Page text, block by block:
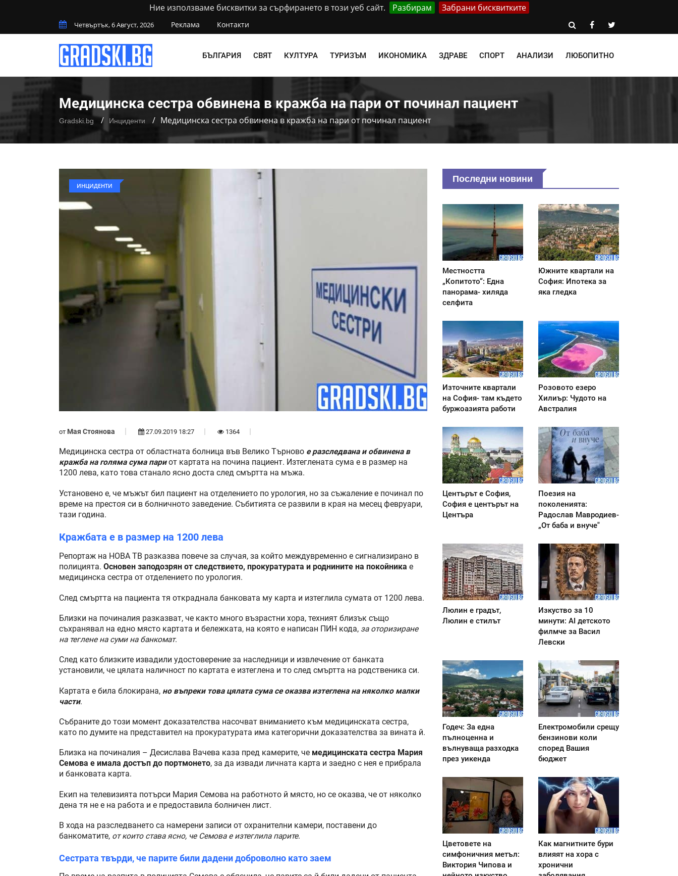
Ние използваме бисквитки за сърфирането в този уеб сайт. Разбирам Забрани бисквитките
Четвъртък, 6 Август, 2026 Реклама Контакти
БЪЛГАРИЯ СВЯТ КУЛТУРА ТУРИЗЪМ ИКОНОМИКА ЗДРАВЕ СПОРТ АНАЛИЗИ ЛЮБОПИТНО
Медицинска сестра обвинена в кражба на пари от починал пациент
Gradski.bg Инциденти Медицинска сестра обвинена в кражба на пари от починал пациент
ИНЦИДЕНТИ
от Мая Стоянова 27.09.2019 18:27 1364
Медицинска сестра от областната болница във Велико Търново е разследвана и обвинена в
кражба на голяма сума париот картата на почина пациент. Изтеглената сума е в размер на
1200 лева, като това станало ясно доста след смъртта на мъжа.
Установено е, че мъжът бил пациент на отделението по урология, но за съжаление е починал по
време на престоя си в болничното заведение. Събитията се развили в края на месец февруари,
тази година.
Кражбата е в размер на 1200 лева
Репортаж на НОВА ТВ разказва повече за случая, за който междувременно е сигнализирано в
полицията. Основен заподозрян от следствието, прокуратурата и роднините на покойника е
медицинска сестра от отделението по урология.
След смъртта на пациента тя откраднала банковата му карта и изтеглила сумата от 1200 лева.
Близки на починалия разказват, че както много възрастни хора, техният близък също
съхранявал на едно място картата и бележката, на която е написан ПИН кода, за оторизиране
на теглене на суми на банкомат.
След като близките извадили удостоверение за наследници и извлечение от банката
установили, че цялата наличност по картата е изтеглена и то след смъртта на родственика си.
Картата е била блокирана, но въпреки това цялата сума се оказва изтеглена на няколко малки
части.
Събраните до този момент доказателства насочват вниманието към медицинската сестра,
като по думите на представител на прокуратурата има категорични доказателства за вината й.
Близка на починалия – Десислава Вачева каза пред камерите, че медицинската сестра Мария
Семова е имала достъп до портмонето, за да извади личната карта и заедно с нея е прибрала
и банковата карта.
Екип на телевизията потърси Мария Семова на работното й място, но се оказва, че от няколко
дена тя не е на работа и е предоставила болничен лист.
В хода на разследването са намерени записи от охранителни камери, поставени до
банкоматите, от които става ясно, че Семова е изтеглила парите.
Сестрата твърди, че парите били дадени доброволно като заем
Последни новини
Местността
„Копитото“: Една
панорама- хиляда
селфита
Южните квартали на
София: Ипотека за
яка гледка
Източните квартали
на София- там където
буржоазията работи
Розовото езеро
Хилиър: Чудото на
Австралия
Центърът е София,
София е центърът на
Центъра
Поезия на
поколенията:
Радослав Мавродиев-
„От баба и внуче"
Люлин е градът,
Люлин е стилът
Изкуство за 10
минути: AI детското
филмче за Васил
Левски
Годеч: За една
пълноценна и
вълнуваща разходка
през уикенда
Електромобили срещу
бензинови коли
според Вашия
бюджет
Цветовете на
симфоничния метъл:
Виктория Чипова и
Как магнитните бури
влияят на хора с
хронични